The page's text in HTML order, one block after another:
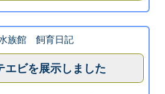
族館 飼育日記
エビを展示しました